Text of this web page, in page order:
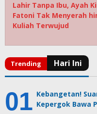
Lahir Tanpa Ibu, Ayah
Fatoni Tak Menyerah
Kuliah Terwujud
Kebangetan!
Kepergok Bawa